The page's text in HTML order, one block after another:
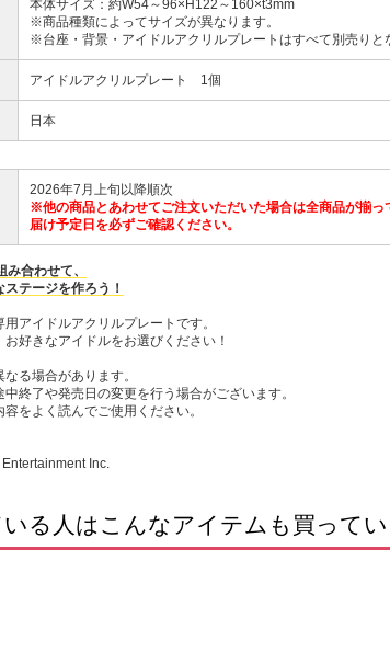
本体サイズ：約W54～96×H122～160×t3mm
※商品種類によってサイズが異なります。
※台座・背景・アイドルアクリルプレートはすべて別売りと
アイドルアクリルプレート 1個
日本
2026年7月上旬以降順次
※他の商品とあわせてご注文いただいた場合は全商品が揃
届け予定日を必ずご確認ください。
み合わせて、
ステージを作ろう！
用アイドルアクリルプレートです。
好きなアイドルをお選びください！
る場合があります。
終了や発売日の変更を行う場合がございます。
をよく読んでご使用ください。
Inc.
る人はこんなアイテムも買って